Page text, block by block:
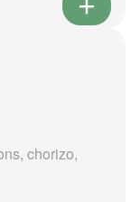
chorizo,